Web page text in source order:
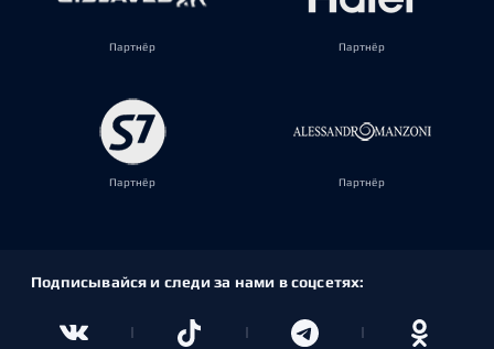
Партнёр Партнёр
Партнёр Партнёр
Подписывайся и следи за нами в соцсетях: